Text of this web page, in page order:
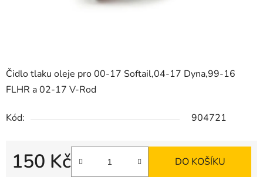
Čidlo tlaku oleje pro 00-17 Softail,04-17 Dyna,99-16
FLHR a 02-17 V-Rod
Kód: 904721
150 Kč DO KOŠÍKU